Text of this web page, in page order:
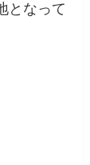
となって